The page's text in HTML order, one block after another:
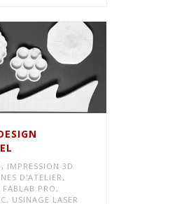
, IMPRESSION 3D
D'ATELIER,
FABLAB PRO ,
, USINAGE LASER